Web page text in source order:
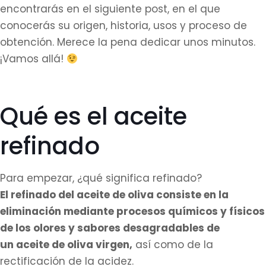
encontrarás en el siguiente post, en el que
conocerás su origen, historia, usos y proceso de
obtención. Merece la pena dedicar unos minutos.
¡Vamos allá!
Qué es el aceite
refinado
Para empezar, ¿qué significa refinado?
El refinado del aceite de oliva consiste en la
eliminación mediante procesos químicos y físicos
de los olores y sabores desagradables de
un aceite de oliva virgen, así como de la
rectificación de la acidez.